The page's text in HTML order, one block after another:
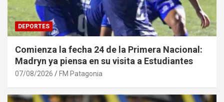
DEPORTES
Comienza la fecha 24 de la Primera Nacional:
Madryn ya piensa en su visita a Estudiantes
07/08/2026 FM Patagonia